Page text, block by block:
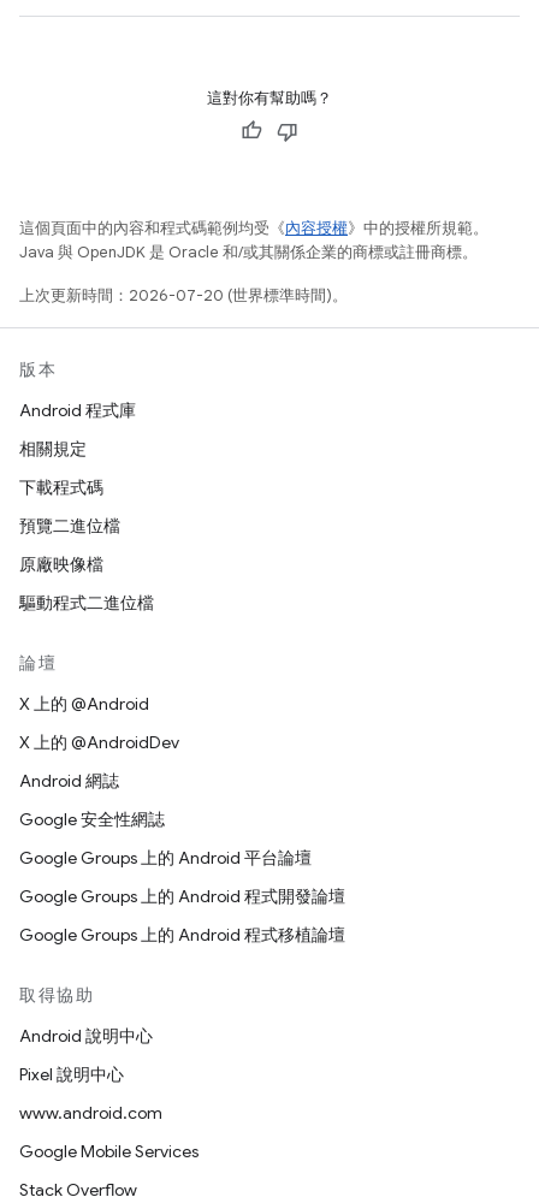
這對你有幫助嗎？
這個頁面中的內容和程式碼範例均受《內容授權》中的授權所規範。
Java 與 OpenJDK 是 Oracle 和/或其關係企業的商標或註冊商標。
上次更新時間：2026-07-20 (世界標準時間)。
版本
Android 程式庫
相關規定
下載程式碼
預覽二進位檔
原廠映像檔
驅動程式二進位檔
論壇
X 上的 @Android
X 上的 @AndroidDev
Android 網誌
Google 安全性網誌
Google Groups 上的 Android 平台論壇
Google Groups 上的 Android 程式開發論壇
Google Groups 上的 Android 程式移植論壇
取得協助
Android 說明中心
Pixel 說明中心
www.android.com
Google Mobile Services
Stack Overflow